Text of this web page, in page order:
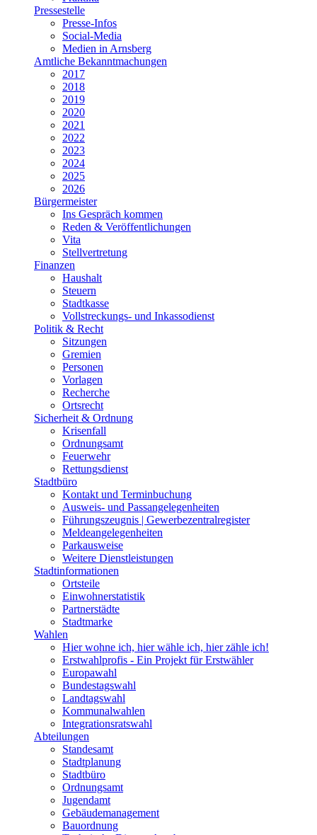
Pressestelle
Presse-Infos
Social-Media
Medien in Arnsberg
Amtliche Bekanntmachungen
2017
2018
2019
2020
2021
2022
2023
2024
2025
2026
Bürgermeister
Ins Gespräch kommen
Reden & Veröffentlichungen
Vita
Stellvertretung
Finanzen
Haushalt
Steuern
Stadtkasse
Vollstreckungs- und Inkassodienst
Politik & Recht
Sitzungen
Gremien
Personen
Vorlagen
Recherche
Ortsrecht
Sicherheit & Ordnung
Krisenfall
Ordnungsamt
Feuerwehr
Rettungsdienst
Stadtbüro
Kontakt und Terminbuchung
Ausweis- und Passangelegenheiten
Führungszeugnis | Gewerbezentralregister
Meldeangelegenheiten
Parkausweise
Weitere Dienstleistungen
Stadtinformationen
Ortsteile
Einwohnerstatistik
Partnerstädte
Stadtmarke
Wahlen
Hier wohne ich, hier wähle ich, hier zähle ich!
Erstwahlprofis - Ein Projekt für Erstwähler
Europawahl
Bundestagswahl
Landtagswahl
Kommunalwahlen
Integrationsratswahl
Abteilungen
Standesamt
Stadtplanung
Stadtbüro
Ordnungsamt
Jugendamt
Gebäudemanagement
Bauordnung